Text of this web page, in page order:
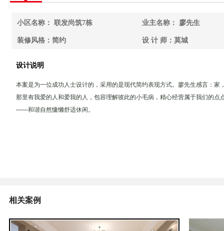
小区名称： 联发尚筑7栋 业主名称： 廖先生
装修风格：简约 设 计 师：莫城
设计说明
本案是为一位成功人士设计的，采用的是现代简约表现方式。廖先生感言：
那里有我爱的人和爱我的人，包容理解彼此的小毛病，精心经营属于我们的
——和谐自然慵懒舒适休闲。
相关案例